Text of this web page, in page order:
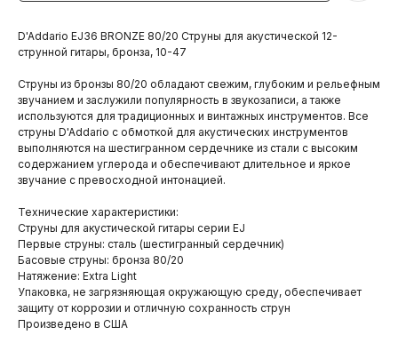
D'Addario EJ36 BRONZE 80/20 Струны для акустической 12-
струнной гитары, бронза, 10-47
Струны из бронзы 80/20 обладают свежим, глубоким и рельефным
звучанием и заслужили популярность в звукозаписи, а также
используются для традиционных и винтажных инструментов. Все
струны D'Addario с обмоткой для акустических инструментов
выполняются на шестигранном сердечнике из стали с высоким
содержанием углерода и обеспечивают длительное и яркое
звучание с превосходной интонацией.
Технические характеристики:
Струны для акустической гитары серии EJ
Первые струны: сталь (шестигранный сердечник)
Басовые струны: бронза 80/20
Натяжение: Extra Light
Упаковка, не загрязняющая окружающую среду, обеспечивает
защиту от коррозии и отличную сохранность струн
Произведено в США